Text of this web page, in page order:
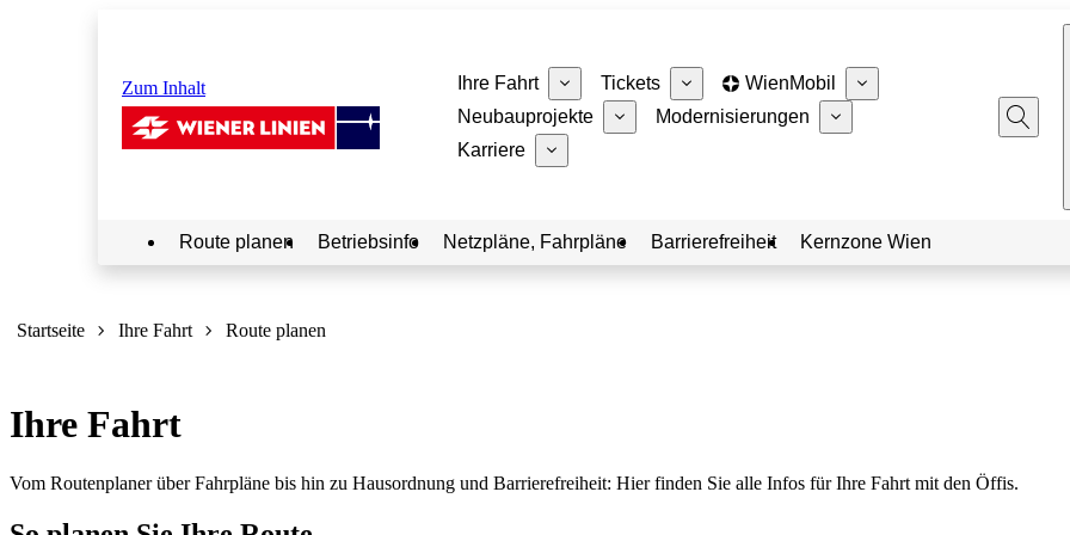
Zum Inhalt Ihre Fahrt Tickets
WienMobil
Neubauprojekte
Modernisierungen
Karriere
Route planen Betriebsinfo Netzpläne, Fahrpläne Barrierefreiheit Kernzone Wien
hier:
Startseite Ihre Fahrt Route planen
Ihre Fahrt
Vom Routenplaner über Fahrpläne bis hin zu Hausordnung und Barrierefreiheit: Hier finden Sie alle Infos für Ihre Fahrt mit den Öffis.